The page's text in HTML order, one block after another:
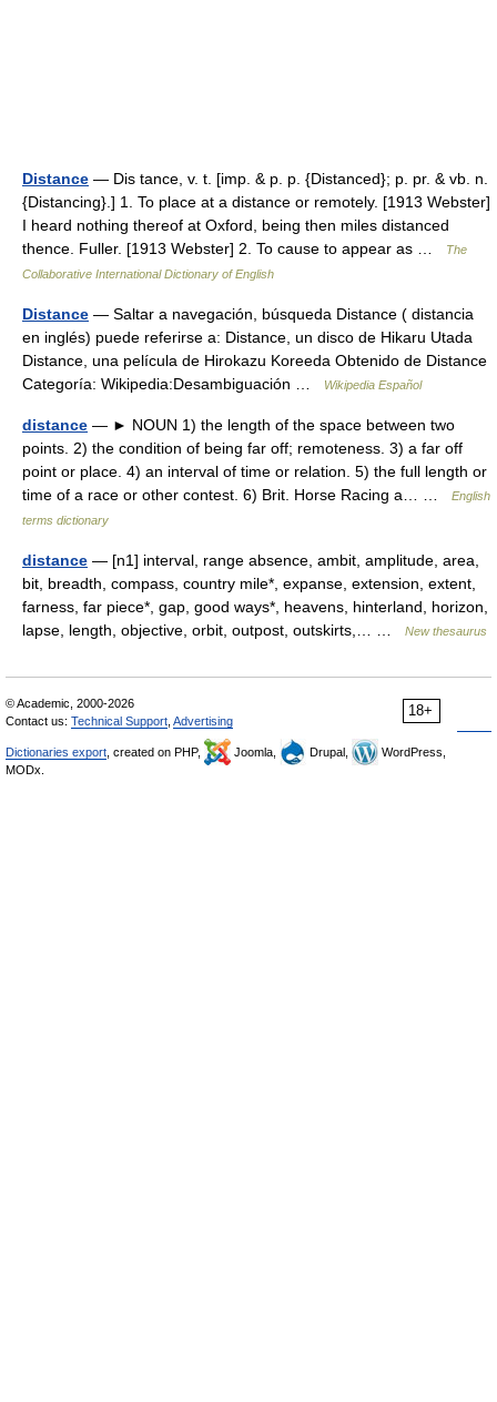
Distance — Dis tance, v. t. [imp. & p. p. {Distanced}; p. pr. & vb. n.
{Distancing}.] 1. To place at a distance or remotely. [1913 Webster]
I heard nothing thereof at Oxford, being then miles distanced
thence. Fuller. [1913 Webster] 2. To cause to appear as …
The
Collaborative International Dictionary of English
Distance — Saltar a navegación, búsqueda Distance ( distancia
en inglés) puede referirse a: Distance, un disco de Hikaru Utada
Distance, una película de Hirokazu Koreeda Obtenido de Distance
Categoría: Wikipedia:Desambiguación …
Wikipedia Español
distance — ► NOUN 1) the length of the space between two
points. 2) the condition of being far off; remoteness. 3) a far off
point or place. 4) an interval of time or relation. 5) the full length or
time of a race or other contest. 6) Brit. Horse Racing a… …
English
terms dictionary
distance — [n1] interval, range absence, ambit, amplitude, area,
bit, breadth, compass, country mile*, expanse, extension, extent,
farness, far piece*, gap, good ways*, heavens, hinterland, horizon,
lapse, length, objective, orbit, outpost, outskirts,… …
New thesaurus
18+
© Academic, 2000-2026
Contact us: Technical Support Advertising
Dictionaries export , created on PHP, Joomla, Drupal,
WordPress,
MODx.